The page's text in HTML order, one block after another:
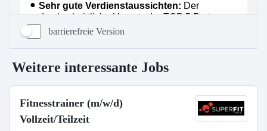
barrierefreie Version
Weitere interessante Jobs
Fitnesstrainer (m/w/d)
Vollzeit/Teilzeit